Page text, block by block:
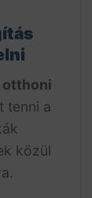
otthoni
tenni a
közül